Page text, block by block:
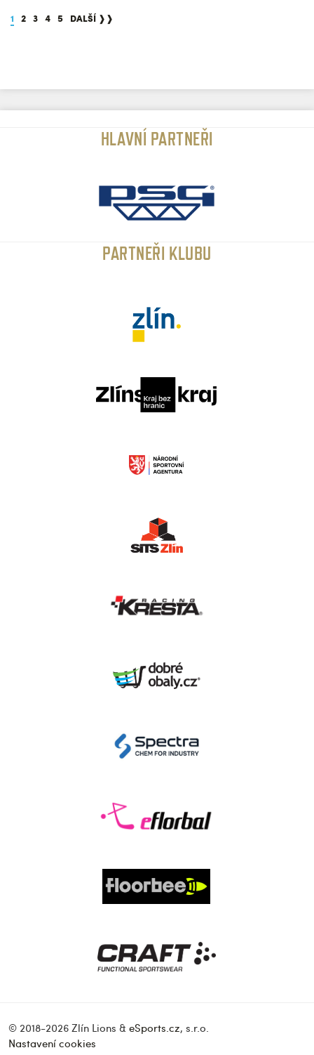
1 2 3 4 5 DALŠÍ ❱❱
HLAVNÍ PARTNEŘI
PARTNEŘI KLUBU
© 2018-2026 Zlín Lions & eSports.cz, s.r.o.
Nastavení cookies